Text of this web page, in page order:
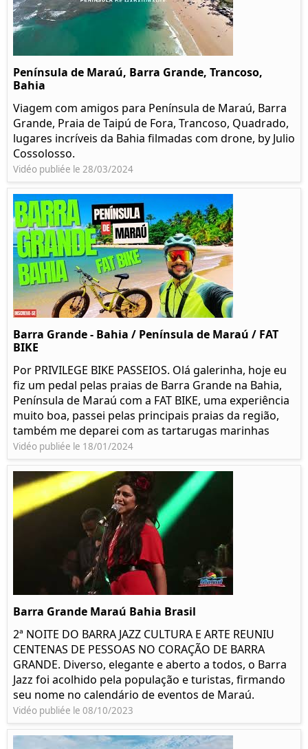
Península de Maraú, Barra Grande, Trancoso,
Bahia
Viagem com amigos para Península de Maraú, Barra
Grande, Praia de Taipú de Fora, Trancoso, Quadrado,
lugares incríveis da Bahia filmadas com drone, by Julio
Cossolosso.
Vidéo publiée le 28/03/2024
Barra Grande - Bahia / Península de Maraú / FAT
BIKE
Por PRIVILEGE BIKE PASSEIOS. Olá galerinha, hoje eu
fiz um pedal pelas praias de Barra Grande na Bahia,
Península de Maraú com a FAT BIKE, uma experiência
muito boa, passei pelas principais praias da região,
também me deparei com as tartarugas marinhas
Vidéo publiée le 18/01/2024
Barra Grande Maraú Bahia Brasil
2ª NOITE DO BARRA JAZZ CULTURA E ARTE REUNIU
CENTENAS DE PESSOAS NO CORAÇÃO DE BARRA
GRANDE. Diverso, elegante e aberto a todos, o Barra
Jazz foi acolhido pela população e turistas, firmando
seu nome no calendário de eventos de Maraú.
Vidéo publiée le 08/10/2023